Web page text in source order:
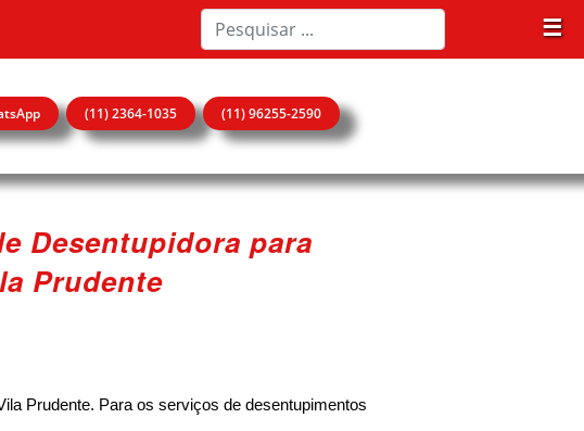
☰
(11) 2364-1035 (11) 96255-2590
Desentupidora para
Prudente
Prudente. Para os serviços de desentupimentos